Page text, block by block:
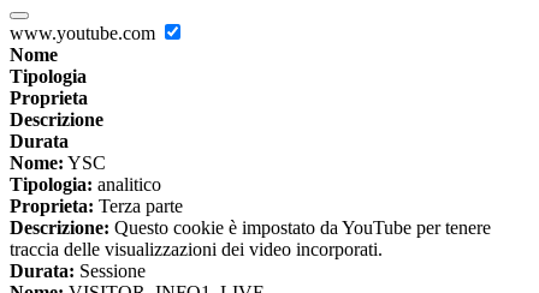
www.youtube.com
Nome
Tipologia
Proprieta
Descrizione
Durata
Nome: YSC
Tipologia: analitico
Proprieta: Terza parte
Descrizione: Questo cookie è impostato da YouTube per tenere
traccia delle visualizzazioni dei video incorporati.
Durata: Sessione